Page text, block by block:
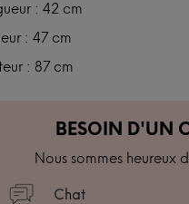
: 42 cm
: 47 cm
: 87 cm
BESOIN D'UN
Nous sommes heureux
Chat